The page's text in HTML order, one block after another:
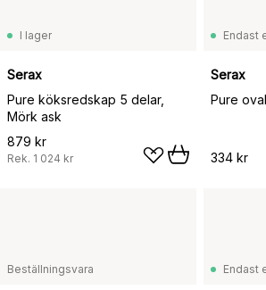
I lager
Serax
Pure köksredskap 5 delar,
Mörk ask
879 kr
Rek. 1 024 kr
Endast
Serax
Pure
334 kr
Beställningsvara Endast